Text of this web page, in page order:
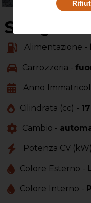
SU
Alimentazione -
Carrozzeria -
Anno
Cilindrata (cc) -
Cambio -
Potenza CV
Colore Esterno -
Colore Interno -